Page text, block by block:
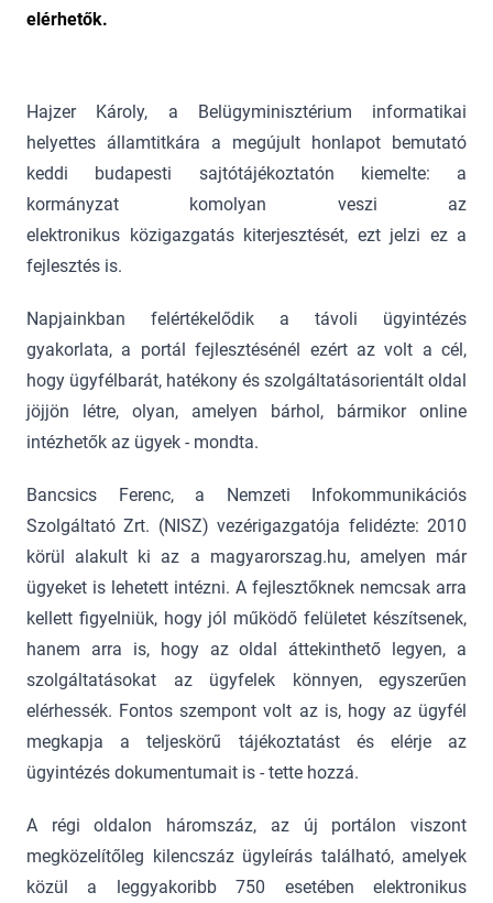
elérhetők.
Hajzer Károly, a Belügyminisztérium informatikai
helyettes államtitkára a megújult honlapot bemutató
keddi budapesti sajtótájékoztatón kiemelte: a
kormányzat komolyan veszi az
elektronikus közigazgatás kiterjesztését, ezt jelzi ez a
fejlesztés is.
Napjainkban felértékelődik a távoli ügyintézés
gyakorlata, a portál fejlesztésénél ezért az volt a cél,
hogy ügyfélbarát, hatékony és szolgáltatásorientált oldal
jöjjön létre, olyan, amelyen bárhol, bármikor online
intézhetők az ügyek - mondta.
Bancsics Ferenc, a Nemzeti Infokommunikációs
Szolgáltató Zrt. (NISZ) vezérigazgatója felidézte: 2010
körül alakult ki az a magyarorszag.hu, amelyen már
ügyeket is lehetett intézni. A fejlesztőknek nemcsak arra
kellett figyelniük, hogy jól működő felületet készítsenek,
hanem arra is, hogy az oldal áttekinthető legyen, a
szolgáltatásokat az ügyfelek könnyen, egyszerűen
elérhessék. Fontos szempont volt az is, hogy az ügyfél
megkapja a teljeskörű tájékoztatást és elérje az
ügyintézés dokumentumait is - tette hozzá.
A régi oldalon háromszáz, az új portálon viszont
megközelítőleg kilencszáz ügyleírás található, amelyek
közül a leggyakoribb 750 esetében elektronikus